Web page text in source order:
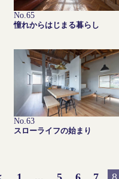
No.65
憧れからはじまる暮らし
No.63
スローライフの始まり